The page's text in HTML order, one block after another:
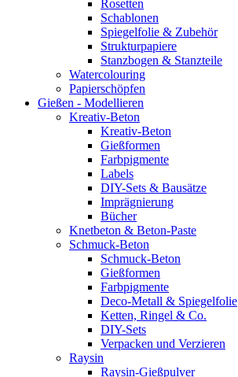
Rosetten
Schablonen
Spiegelfolie & Zubehör
Strukturpapiere
Stanzbogen & Stanzteile
Watercolouring
Papierschöpfen
Gießen - Modellieren
Kreativ-Beton
Kreativ-Beton
Gießformen
Farbpigmente
Labels
DIY-Sets & Bausätze
Imprägnierung
Bücher
Knetbeton & Beton-Paste
Schmuck-Beton
Schmuck-Beton
Gießformen
Farbpigmente
Deco-Metall & Spiegelfolie
Ketten, Ringel & Co.
DIY-Sets
Verpacken und Verzieren
Raysin
Raysin-Gießpulver